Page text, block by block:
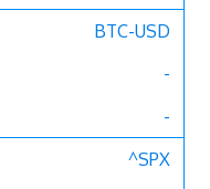
BTC-USD
-
-
^SPX